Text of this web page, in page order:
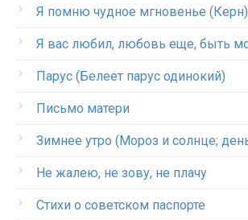
Я помню чудное мгновенье (Керн)
Я вас любил, любовь еще, быть
Парус (Белеет парус одинокий)
Письмо матери
Зимнее утро (Мороз и солнце;
Не жалею, не зову, не плачу
Стихи о советском паспорте